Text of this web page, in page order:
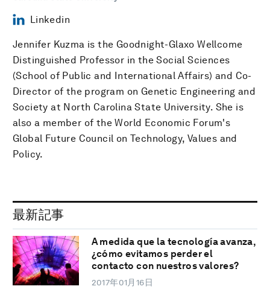
Linkedin
Jennifer Kuzma is the Goodnight-Glaxo Wellcome
Distinguished Professor in the Social Sciences
(School of Public and International Affairs) and Co-
Director of the program on Genetic Engineering and
Society at North Carolina State University. She is
also a member of the World Economic Forum's
Global Future Council on Technology, Values and
Policy.
最新記事
A medida que la tecnología avanza,
¿cómo evitamos perder el
contacto con nuestros valores?
2017年01月16日